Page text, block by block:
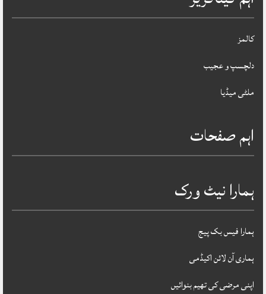
کالمز
دلچسپ و عجیب
ملٹی میڈیا
اہم صفحات
ہمارا نیٹ ورک
ہمارا فیس بک پیج
ہماری آن لائن اکیڈمی
اپنی مرضی کی تھیم بنوائیں